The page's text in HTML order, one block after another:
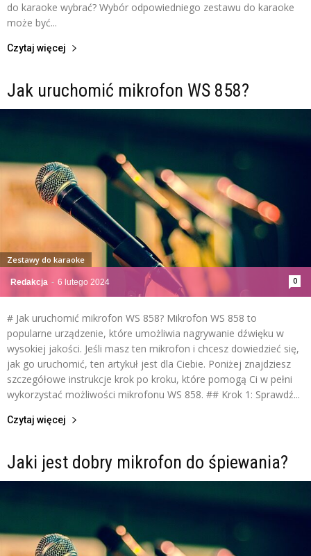
do karaoke wybrać? Wybór odpowiedniego zestawu do karaoke
może być...
Czytaj więcej
Jak uruchomić mikrofon WS 858?
Redakcja - 6 lutego 2024 0
Zestawy do karaoke
# Jak uruchomić mikrofon WS 858? Mikrofon WS 858 to
popularne urządzenie, które umożliwia nagrywanie dźwięku w
wysokiej jakości. Jeśli masz ten mikrofon i chcesz dowiedzieć się,
jak go uruchomić, ten artykuł jest dla Ciebie. Poniżej znajdziesz
szczegółowe instrukcje krok po kroku, które pomogą Ci w pełni
wykorzystać możliwości mikrofonu WS 858. ## Krok 1: Sprawdź...
Czytaj więcej
Jaki jest dobry mikrofon do śpiewania?